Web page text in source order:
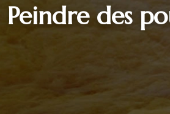
Peindre des